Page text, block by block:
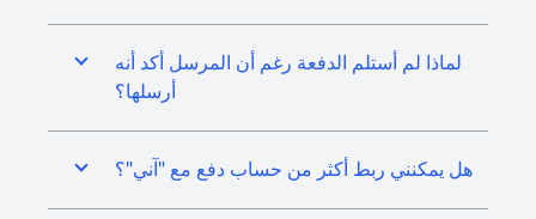
لماذا لم أستلم الدفعة رغم أن المرسل أكد أنه
أرسلها؟
هل يمكنني ربط أكثر من حساب دفع مع "آني"؟